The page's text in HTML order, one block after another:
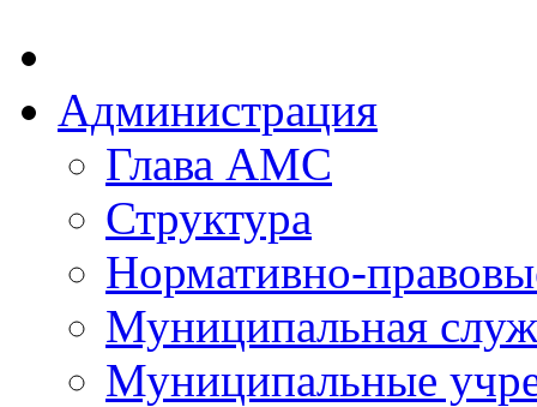
Администрация
Глава АМС
Структура
Нормативно-
Муниципальная
Муниципальные